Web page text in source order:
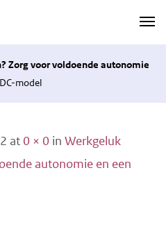
Zorg voor voldoende autonomie
model
at 0 × 0 in Werkgeluk
autonomie en een